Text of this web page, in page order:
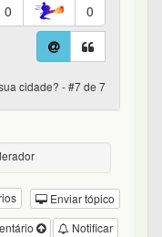
0 0
cidade? - #7 de 7
Enviar tópico
Notificar